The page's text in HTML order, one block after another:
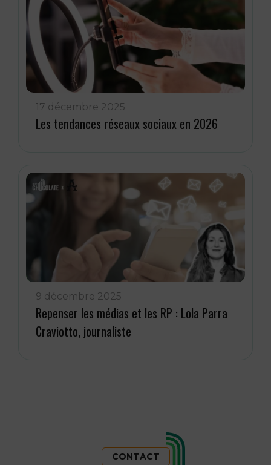
17 décembre 2025
Les tendances réseaux sociaux en 2026
9 décembre 2025
Repenser les médias et les RP : Lola Parra
Craviotto, journaliste
CONTACT